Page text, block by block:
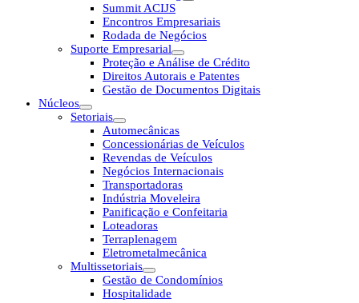
Summit ACIJS
Encontros Empresariais
Rodada de Negócios
Suporte Empresarial
Proteção e Análise de Crédito
Direitos Autorais e Patentes
Gestão de Documentos Digitais
Núcleos
Setoriais
Automecânicas
Concessionárias de Veículos
Revendas de Veículos
Negócios Internacionais
Transportadoras
Indústria Moveleira
Panificação e Confeitaria
Loteadoras
Terraplenagem
Eletrometalmecânica
Multissetoriais
Gestão de Condomínios
Hospitalidade